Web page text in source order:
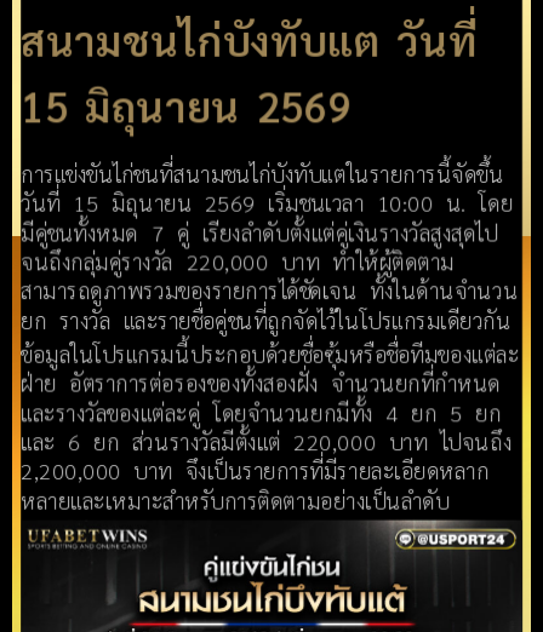
สนามชนไก่บังทับแต วันที่
15 มิถุนายน 2569
การแข่งขันไก่ชนที่สนามชนไก่บังทับแตในรายการนี้จัดขึ้น
วันที่ 15 มิถุนายน 2569 เริ่มชนเวลา 10:00 น. โดย
มีคู่ชนทั้งหมด 7 คู่ เรียงลำดับตั้งแต่คู่เงินรางวัลสูงสุดไป
จนถึงกลุ่มคู่รางวัล 220,000 บาท ทำให้ผู้ติดตาม
สามารถดูภาพรวมของรายการได้ชัดเจน ทั้งในด้านจำนวน
ยก รางวัล และรายชื่อคู่ชนที่ถูกจัดไว้ในโปรแกรมเดียวกัน
ข้อมูลในโปรแกรมนี้ประกอบด้วยชื่อซุ้มหรือชื่อทีมของแต่ละ
ฝ่าย อัตราการต่อรองของทั้งสองฝั่ง จำนวนยกที่กำหนด
และรางวัลของแต่ละคู่ โดยจำนวนยกมีทั้ง 4 ยก 5 ยก
และ 6 ยก ส่วนรางวัลมีตั้งแต่ 220,000 บาท ไปจนถึง
2,200,000 บาท จึงเป็นรายการที่มีรายละเอียดหลาก
หลายและเหมาะสำหรับการติดตามอย่างเป็นลำดับ